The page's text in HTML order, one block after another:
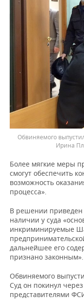
Обвиняемого
Ирина
Более мягкие меры
смогут обеспечить
возможность
процесса».
В решении приведен
наличии у суда
инкриминируемые
дальнейшее его
признано законным».
Обвиняемого
Суд он покинул
представителями